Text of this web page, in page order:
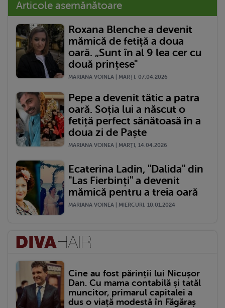
Articole asemănătoare
Roxana Blenche a devenit
mămică de fetiță a doua
oară. „Sunt în al 9 lea cer cu
două prințese"
MARIANA VOINEA | MARŢI, 07.04.2026
Pepe a devenit tătic a patra
oară. Soția lui a născut o
fetiță perfect sănătoasă în a
doua zi de Paște
MARIANA VOINEA | MARŢI, 14.04.2026
Ecaterina Ladin, "Dalida" din
"Las Fierbinți" a devenit
mămică pentru a treia oară
MARIANA VOINEA | MIERCURI, 10.01.2024
Cine au fost părinții lui Nicușor
Dan. Cu mama contabilă și tatăl
muncitor, primarul capitalei a
dus o viață modestă în Făgăraș